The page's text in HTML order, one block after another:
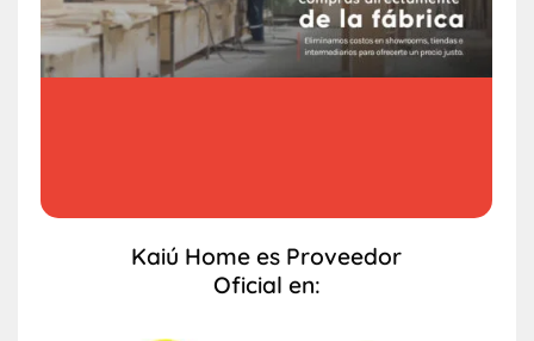
Kaiú Home es Proveedor
Oficial en: